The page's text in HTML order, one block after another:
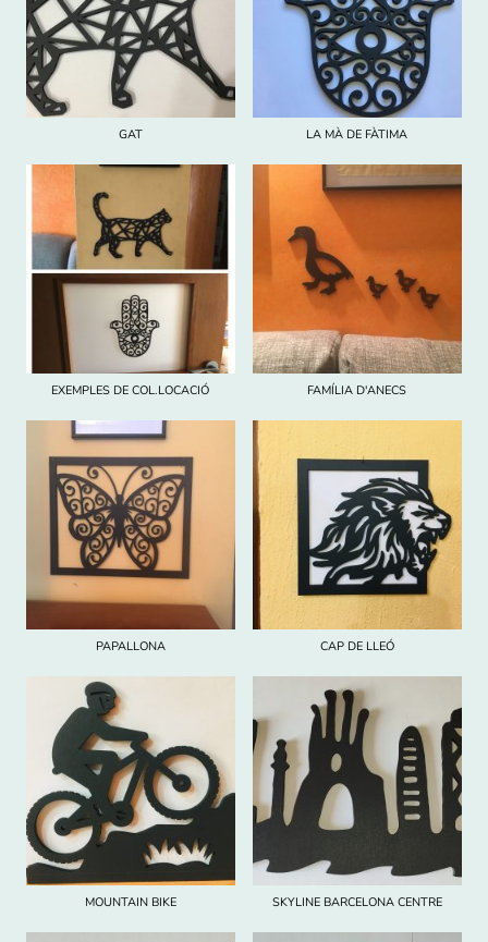
GAT LA MÀ DE FÀTIMA
EXEMPLES DE COL.LOCACIÓ FAMÍLIA D'ANECS
PAPALLONA CAP DE LLEÓ
MOUNTAIN BIKE SKYLINE BARCELONA CENTRE